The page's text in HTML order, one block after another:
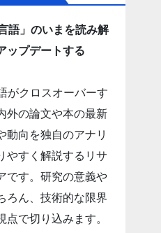
語」のいまを読み解
ップデートする
がクロスオーバーす
外の論文や本の最新
動向を独自のアナリ
やすく解説するリサ
です。研究の意義や
ろん、技術的な限界
点で切り込みます。